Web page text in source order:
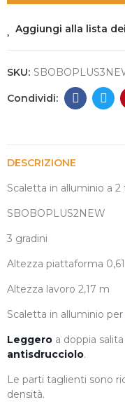
Aggiungi alla lista
SKU:
DESCRIZIONE
Scaletta in alluminio a 2
SBOBOPLUS2NEW
3 gradini
Altezza piattaforma
Altezza lavoro 2,17 m
Scaletta in alluminio per
Leggero a doppia
antisdrucciolo.
Le parti taglienti sono
densità.